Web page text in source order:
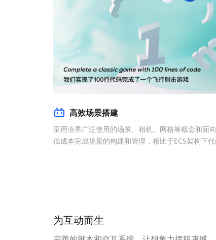
高效场景搭建
采用业界广泛使用的场景、相机、网格等概念和面
低成本完成场景的构建和管理，相比于ECS架构下代
为互动而生